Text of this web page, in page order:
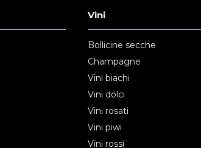
Vini
Bollicine secche
Champagne
Vini biachi
Vini dolci
Vini rosati
Vini piwi
Vini rossi